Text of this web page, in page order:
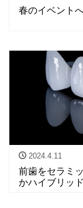
春のイベント
2024.4.11
前歯をセラミ
かハイブリッ